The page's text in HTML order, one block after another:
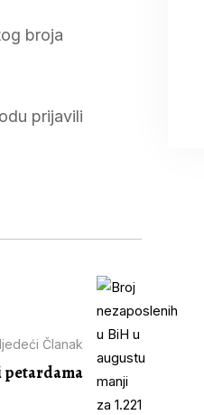
broja
prijavili
Članak
petardama